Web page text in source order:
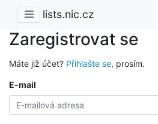
lists.nic.cz
Zaregistrovat se
Máte již účet? Přihlašte se, prosím.
E-mail